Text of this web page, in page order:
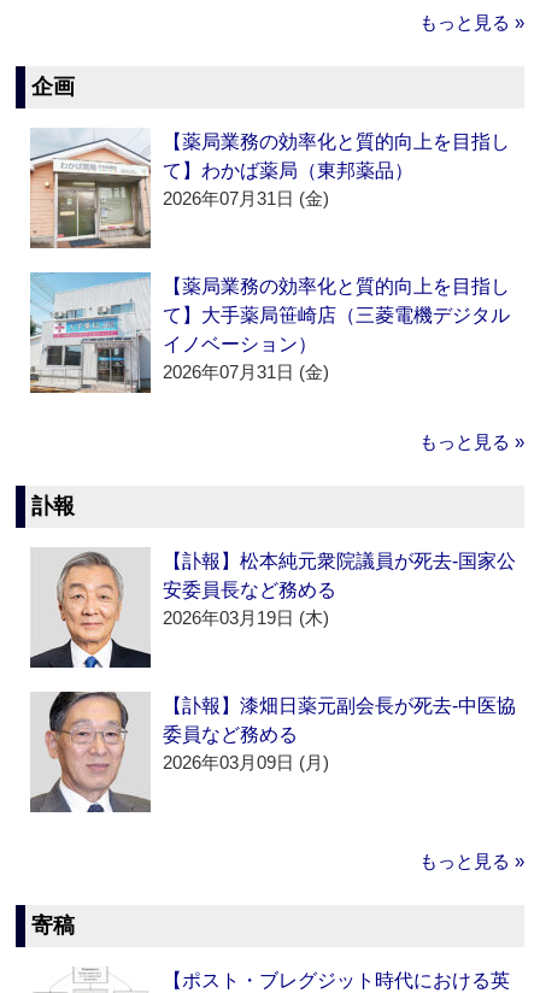
もっと見る »
企画
【薬局業務の効率化と質的向上を目指し
て】わかば薬局（東邦薬品）
2026年07月31日 (金)
【薬局業務の効率化と質的向上を目指し
て】大手薬局笹崎店（三菱電機デジタル
イノベーション）
2026年07月31日 (金)
もっと見る »
訃報
【訃報】松本純元衆院議員が死去‐国家公
安委員長など務める
2026年03月19日 (木)
【訃報】漆畑日薬元副会長が死去‐中医協
委員など務める
2026年03月09日 (月)
もっと見る »
寄稿
【ポスト・ブレグジット時代における英